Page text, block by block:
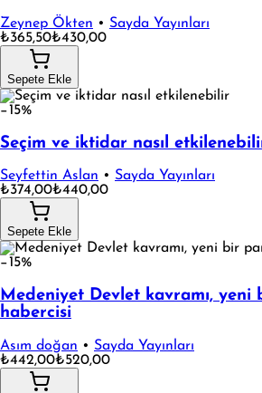
Zeynep Ökten • Sayda Yayınları
₺365,50₺430,00
Sepete Ekle
−15%
Seçim ve iktidar nasıl
Seyfettin Aslan • Sayda Yayınları
₺374,00₺440,00
Sepete Ekle
−15%
Medeniyet Devlet kavramı, yeni
habercisi
Asım doğan • Sayda Yayınları
₺442,00₺520,00